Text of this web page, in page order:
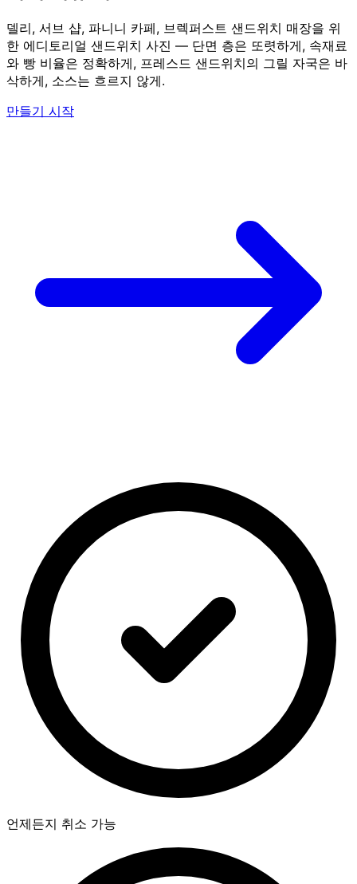
델리, 서브 샵, 파니니 카페, 브렉퍼스트 샌드위치 매장을 위
한 에디토리얼 샌드위치 사진 — 단면 층은 또렷하게, 속재료
와 빵 비율은 정확하게, 프레스드 샌드위치의 그릴 자국은 바
삭하게, 소스는 흐르지 않게.
만들기 시작
언제든지 취소 가능